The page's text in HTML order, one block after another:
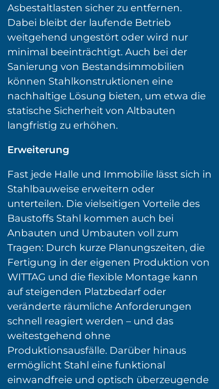
Asbestaltlasten sicher zu entfernen.
Dabei bleibt der laufende Betrieb
weitgehend ungestört oder wird nur
minimal beeinträchtigt. Auch bei der
Sanierung von Bestandsimmobilien
können Stahlkonstruktionen eine
nachhaltige Lösung bieten, um etwa die
statische Sicherheit von Altbauten
langfristig zu erhöhen.
Erweiterung
Fast jede Halle und Immobilie lässt sich in
Stahlbauweise erweitern oder
unterteilen. Die vielseitigen Vorteile des
Baustoffs Stahl kommen auch bei
Anbauten und Umbauten voll zum
Tragen: Durch kurze Planungszeiten, die
Fertigung in der eigenen Produktion von
WITTAG und die flexible Montage kann
auf steigenden Platzbedarf oder
veränderte räumliche Anforderungen
schnell reagiert werden – und das
weitestgehend ohne
Produktionsausfälle. Darüber hinaus
ermöglicht Stahl eine funktional
einwandfreie und optisch überzeugende